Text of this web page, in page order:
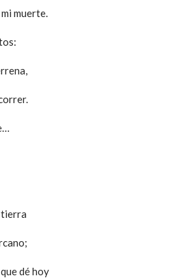
muerte.
tierra
dé hoy